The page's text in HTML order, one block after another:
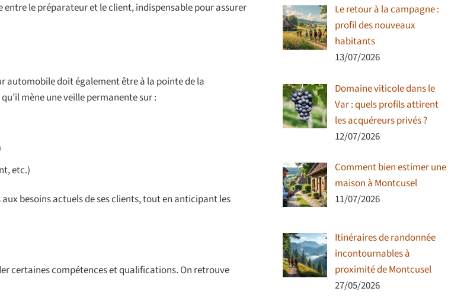
le préparateur et le client, indispensable pour assurer
automobile doit également être à la pointe de la
mène une veille permanente sur :
etc.)
besoins actuels de ses clients, tout en anticipant les
certaines compétences et qualifications. On retrouve
Le retour à la campagne :
profil des nouveaux
habitants
13/07/2026
Domaine viticole dans le
Var : quels profils attirent
les acquéreurs privés ?
12/07/2026
Comment bien estimer une
maison à Montcusel
11/07/2026
Itinéraires de randonnée
incontournables à
proximité de Montcusel
27/05/2026